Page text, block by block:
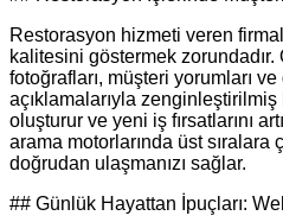
Restorasyon hizmeti veren
kalitesini göstermek zorundadır.
fotoğrafları, müşteri yorumları
açıklamalarıyla
oluşturur ve yeni iş fırsatlarını
arama motorlarında üst sıralara
doğrudan ulaşmanızı sağlar.
## Günlük Hayattan İpuçları: